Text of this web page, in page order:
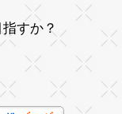
すか？